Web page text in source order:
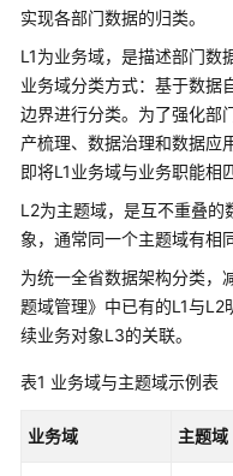
网
管
解
决
方
案
数
字
政
通
城
运
管
实现各部门数据的归类。
L1为业务域，是描述部门数
业务域分类方式：基于数据
边界进行分类。为了强化部
产梳理、数据治理和数据应
即将L1业务域与业务职能相
L2为主题域，是互不重叠的
象，通常同一个主题域有相
为统一全省数据架构分类，
题域管理》中已有的L1与
续业务对象L3的关联。
表1 业务域与主题域示例表
业务域 主题域